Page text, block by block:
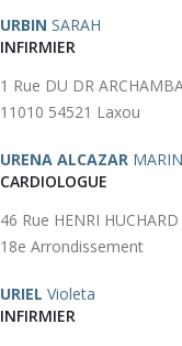
URBIN SARAH
INFIRMIER
1 Rue DU DR
11010 54521 Laxou
URENA ALCAZAR
CARDIOLOGUE
46 Rue HENRI
18e Arrondissement
URIEL Violeta
INFIRMIER